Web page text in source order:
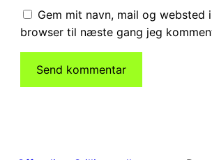
Gem mit navn, mail og websted
browser til næste gang jeg